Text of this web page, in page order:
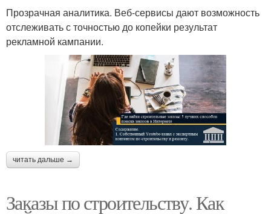
Прозрачная аналитика. Веб-сервисы дают возможность
отслеживать с точностью до копейки результат
рекламной кампании.
читать дальше →
Заказы по строительству. Как